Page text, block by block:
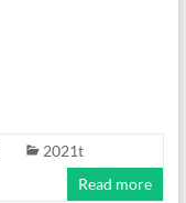
2021t
Read more